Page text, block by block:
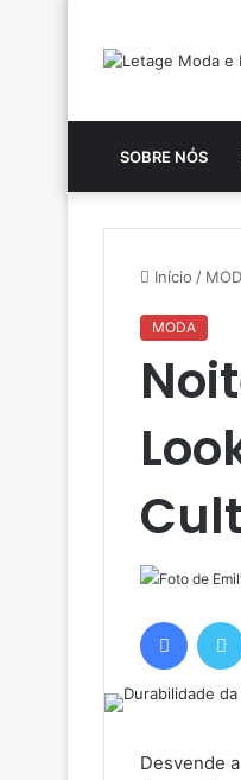
SOBRE NÓS
Início /
MODA
Desvende